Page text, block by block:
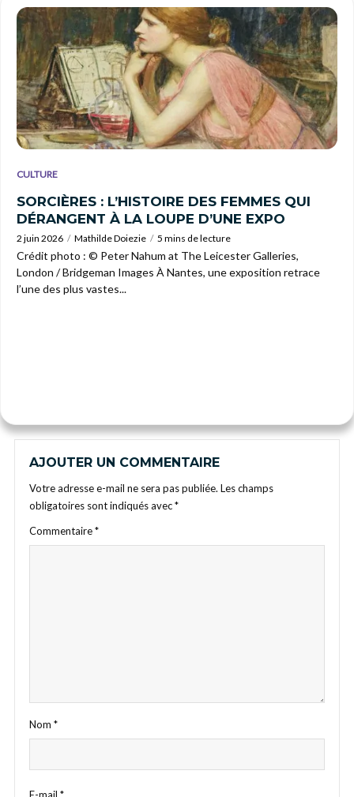
CULTURE
SORCIÈRES : L’HISTOIRE DES FEMMES QUI
DÉRANGENT À LA LOUPE D’UNE EXPO
2 juin 2026 Mathilde Doiezie 5 mins de lecture
Crédit photo : © Peter Nahum at The Leicester Galleries,
London / Bridgeman Images À Nantes, une exposition retrace
l’une des plus vastes...
AJOUTER UN COMMENTAIRE
Votre adresse e-mail ne sera pas publiée. Les champs
obligatoires sont indiqués avec*
Commentaire*
Nom *